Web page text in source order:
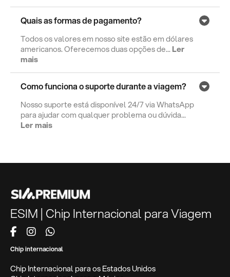
Quais as formas de pagamento?
Todos os valores em nosso site estão em dólares
americanos. Oferecemos duas opções de...Ler
mais
Como funciona o suporte durante a viagem?
Nosso suporte está disponível 24/7 via WhatsApp
para ajudar com qualquer problema ou dúvida...
Ler mais
ESIM | Chip Internacional para Viagem
Chip internacional
Chip Internacional para os Estados Unidos